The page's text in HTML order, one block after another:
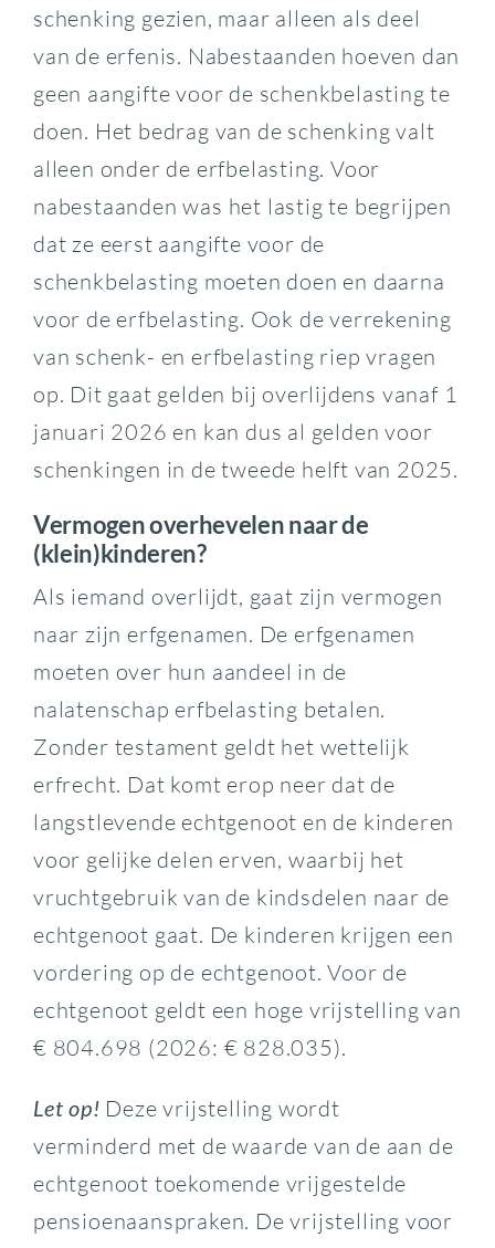
schenking gezien, maar alleen als deel
van de erfenis. Nabestaanden hoeven dan
geen aangifte voor de schenkbelasting te
doen. Het bedrag van de schenking valt
alleen onder de erfbelasting. Voor
nabestaanden was het lastig te begrijpen
dat ze eerst aangifte voor de
schenkbelasting moeten doen en daarna
voor de erfbelasting. Ook de verrekening
van schenk- en erfbelasting riep vragen
op. Dit gaat gelden bij overlijdens vanaf 1
januari 2026 en kan dus al gelden voor
schenkingen in de tweede helft van 2025.
Vermogen overhevelen naar de
(klein)kinderen?
Als iemand overlijdt, gaat zijn vermogen
naar zijn erfgenamen. De erfgenamen
moeten over hun aandeel in de
nalatenschap erfbelasting betalen.
Zonder testament geldt het wettelijk
erfrecht. Dat komt erop neer dat de
langstlevende echtgenoot en de kinderen
voor gelijke delen erven, waarbij het
vruchtgebruik van de kindsdelen naar de
echtgenoot gaat. De kinderen krijgen een
vordering op de echtgenoot. Voor de
echtgenoot geldt een hoge vrijstelling van
€ 804.698 (2026: € 828.035).
Let op! Deze vrijstelling wordt
verminderd met de waarde van de aan de
echtgenoot toekomende vrijgestelde
pensioenaanspraken. De vrijstelling voor